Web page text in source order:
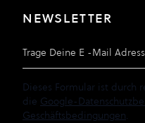
NEWSLETTER
Dieses Formular ist durch
die Google-
Geschäftsbedingungen.